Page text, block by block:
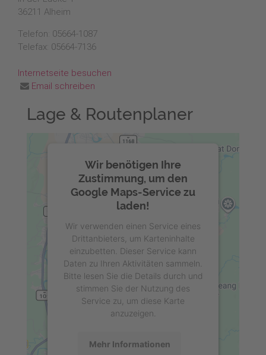
36211 Alheim
Telefon: 05664-1087
Telefax: 05664-7136
Internetseite besuchen
Email schreiben
Lage & Routenplaner
Wir benötigen Ihre
Zustimmung, um den
Google Maps-Service zu
laden!
Wir verwenden einen Service eines
Drittanbieters, um Karteninhalte
einzubetten. Dieser Service kann
Daten zu Ihren Aktivitäten sammeln.
Bitte lesen Sie die Details durch und
stimmen Sie der Nutzung des
Service zu, um diese Karte
anzuzeigen.
Mehr Informationen